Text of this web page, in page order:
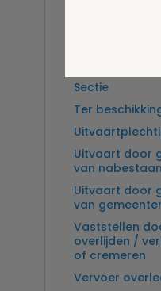
Sectie
Ter
Uitvaart door
van
Uitvaart door
van
Vaststellen
overlijden /
of cremeren
Vervoer